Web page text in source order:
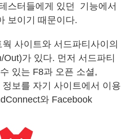
스터들에게 있던 기능에서
보이기 때문이다.
사이트와 서드파티사이의
가 있다. 먼저 서드파티
있는 F8과 오픈 소셜,
보를 자기 사이트에서 이용
와 Facebook